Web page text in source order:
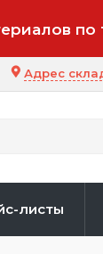
Адрес
листы